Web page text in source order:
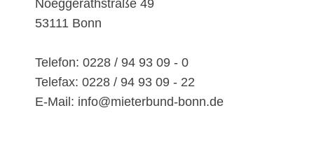
Noeggerathstraße 49
53111 Bonn
Telefon: 0228 / 94 93 09 - 0
Telefax: 0228 / 94 93 09 - 22
E-Mail: info@mieterbund-bonn.de